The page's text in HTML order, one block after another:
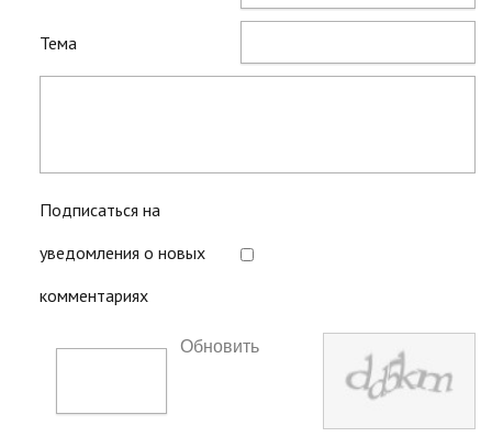
Тема
Подписаться на
уведомления о новых
комментариях
Обновить